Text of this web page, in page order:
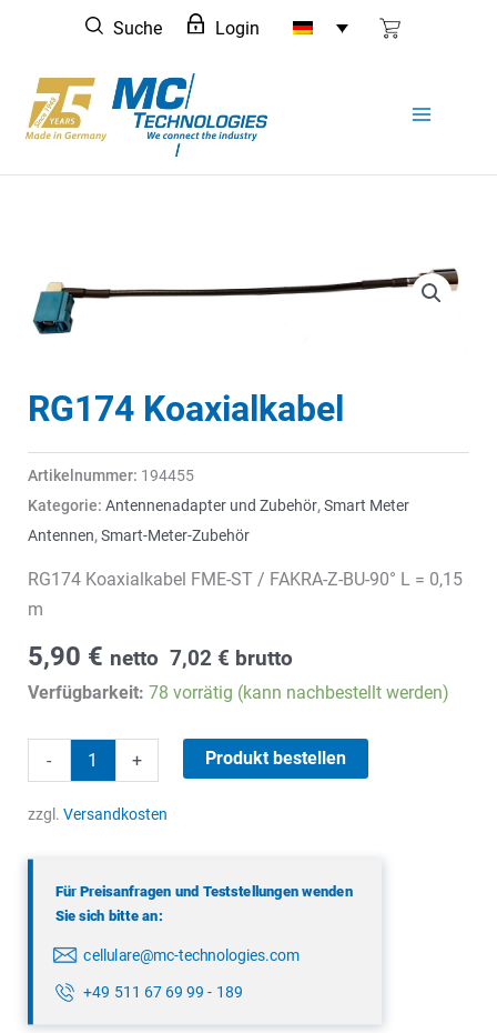
springen
Suche Login
RG174 Koaxialkabel
Artikelnummer: 194455
Kategorie: Antennenadapter und Zubehör,Smart Meter
Antennen,Smart-Meter-Zubehör
RG174 Koaxialkabel FME-ST / FAKRA-Z-BU-90° L = 0,15
m
5,90 € netto 7,02 € brutto
Verfügbarkeit: 78 vorrätig (kann nachbestellt werden)
-
Koaxialkabel
Menge
+ Produkt bestellen
zzgl. Versandkosten
Für Preisanfragen und Teststellungen wenden
Sie sich bitte an:
cellulare@mc-technologies.com
+49 511 67 69 99 - 189